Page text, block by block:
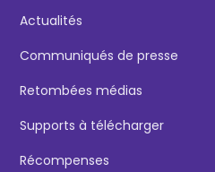
Actualités
Communiqués de presse
Retombées médias
Supports à télécharger
Récompenses